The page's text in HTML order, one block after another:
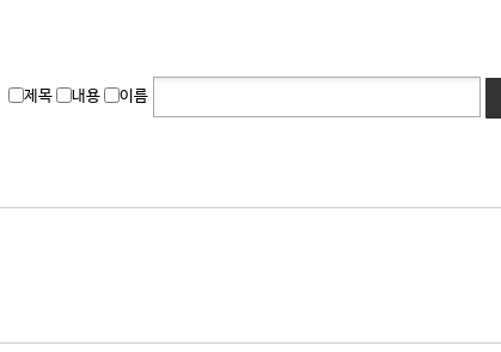
제목 내용 이름